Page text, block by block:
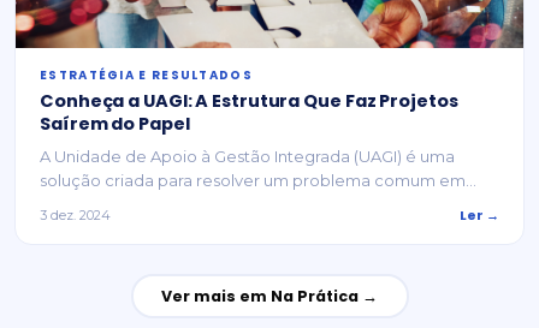
ESTRATÉGIA E RESULTADOS
Conheça a UAGI: A Estrutura Que Faz Projetos
Saírem do Papel
A Unidade de Apoio à Gestão Integrada (UAGI) é uma
solução criada para resolver um problema comum em...
3 dez. 2024 Ler →
Ver mais em Na Prática →